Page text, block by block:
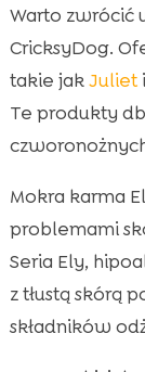
Warto zwrócić
CricksyDog.
takie jakJulieti
Te produkty
Mokra karma
problemami
Seria Ely,
z tłustą skórą
składników